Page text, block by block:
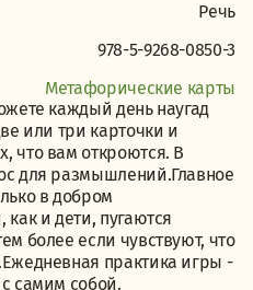
Речь
978-5-9268-0850-3
Метафорические карты
каждый день наугад
или три карточки и
что вам откроются. В
для размышлений.Главное
в добром
и дети, пугаются
более если чувствуют, что
практика игры -
самим собой.